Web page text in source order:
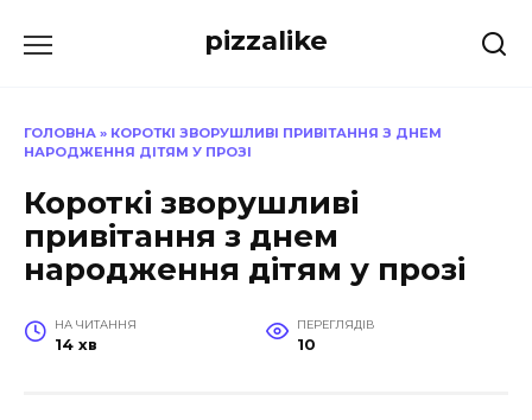
до
pizzalike
ГОЛОВНА » КОРОТКІ ЗВОРУШЛИВІ ПРИВІТАННЯ З ДНЕМ
НАРОДЖЕННЯ ДІТЯМ У ПРОЗІ
Короткі зворушливі
привітання з днем
народження дітям у прозі
НА ЧИТАННЯ
14 хв
ПЕРЕГЛЯДІВ
10